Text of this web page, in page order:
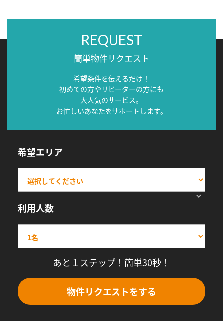
REQUEST
簡単物件リクエスト
希望条件を伝えるだけ！
初めての方やリピーターの方にも
大人気のサービス。
お忙しいあなたをサポートします。
希望エリア
利用人数
あと１ステップ！簡単30秒！
物件リクエストをする